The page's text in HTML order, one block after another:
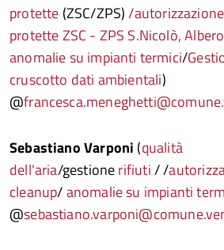
protette (ZSC/ZPS)/
protette ZSC - ZPS S.Nicolò,
anomalie su impianti termici/
cruscotto dati ambientali)
@
Sebastiano Varponi (qualità
dell'aria/gestionerifiuti/ /
cleanup/anomalie su impianti
@